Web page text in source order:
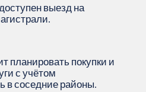
выезд на
планировать покупки и
с учётом
в соседние районы.